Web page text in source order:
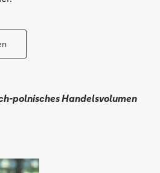
polnisches Handelsvolumen